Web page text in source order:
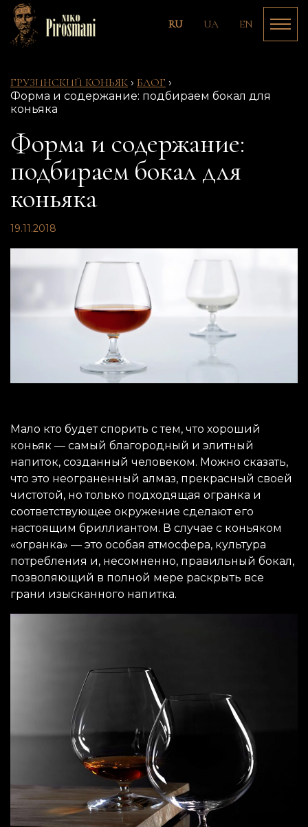
RU UA EN
ГРУЗИНСКИЙ КОНЬЯК › БЛОГ ›
Форма и содержание: подбираем бокал для
коньяка
Форма и содержание:
подбираем бокал для
коньяка
19.11.2018
Мало кто будет спорить с тем, что хороший
коньяк — самый благородный и элитный
напиток, созданный человеком. Можно сказать,
что это неограненный алмаз, прекрасный своей
чистотой, но только подходящая огранка и
соответствующее окружение сделают его
настоящим бриллиантом. В случае с коньяком
«огранка» — это особая атмосфера, культура
потребления и, несомненно, правильный бокал,
позволяющий в полной мере раскрыть все
грани изысканного напитка.